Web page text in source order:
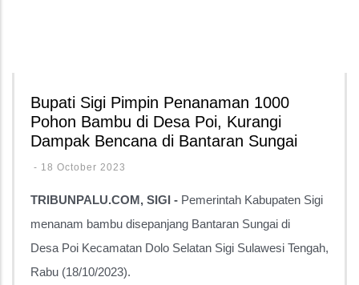
Bupati Sigi Pimpin Penanaman 1000
Pohon Bambu di Desa Poi, Kurangi
Dampak Bencana di Bantaran Sungai
- 18 October 2023
TRIBUNPALU.COM, SIGI - Pemerintah Kabupaten Sigi
menanam bambu disepanjang Bantaran Sungai di
Desa Poi Kecamatan Dolo Selatan Sigi Sulawesi Tengah,
Rabu (18/10/2023).